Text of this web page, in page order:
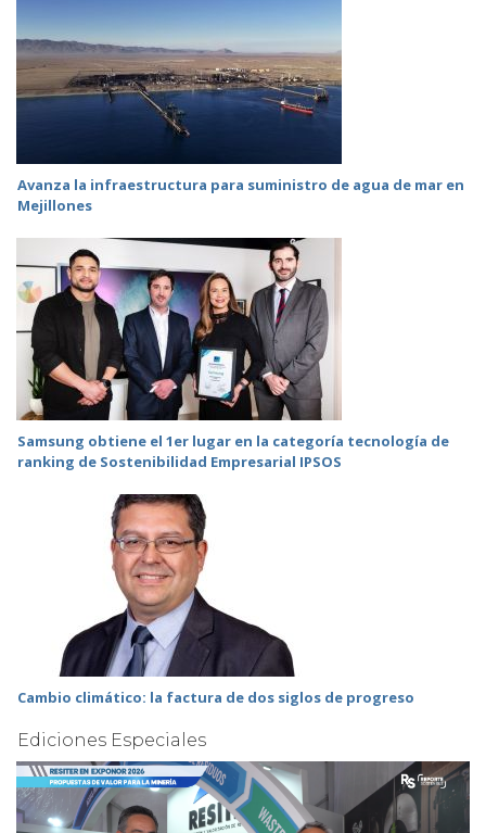
Avanza la infraestructura para suministro de agua de mar en
Mejillones
Samsung obtiene el 1er lugar en la categoría tecnología de
ranking de Sostenibilidad Empresarial IPSOS
Cambio climático: la factura de dos siglos de progreso
Ediciones Especiales